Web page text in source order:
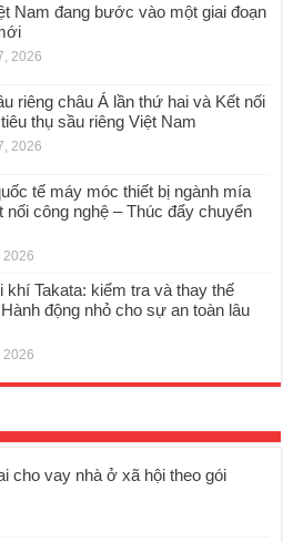
Nam đang bước vào một giai đoạn
2026
riêng châu Á lần thứ hai và Kết nối
thụ sầu riêng Việt Nam
2026
tế máy móc thiết bị ngành mía
nối công nghệ – Thúc đẩy chuyển
2026
khí Takata: kiểm tra và thay thế
động nhỏ cho sự an toàn lâu
2026
cho vay nhà ở xã hội theo gói